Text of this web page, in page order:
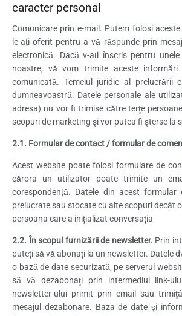
caracter personal
Comunicare prin e-mail. Putem folosi
le-ați oferit pentru a vă răspunde prin
electronică. Dacă v-ați înscris pentru
noastre, vă vom trimite aceste
comunicată. Temeiul juridic al prelucrării
dumneavoastră. Datele personale ale
adresa) nu vor fi trimise către terţe
scopuri de marketing şi vor putea fi şterse la
2.1. Formular de contact / formular de
Acest website poate folosi formulare de
cărora un utilizator poate trimite un
corespondenţă. Datele din acest
prelucrate sau stocate cu alte scopuri decât
persoana care a iniţializat conversaţia
2.2. În scopul furnizării de newsletter. Prin
puteţi să vă abonaţi la un newsletter. Datele
o bază de date securizată, pe serverul
să vă dezabonaţi prin intermediul link-
newsletter-ului primit prin email sau
mesajul dezabonare. Baza de date şi